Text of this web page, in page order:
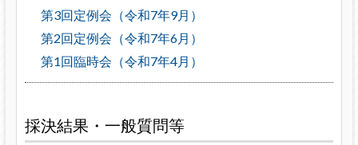
第3回定例会（令和7年9月）
第2回定例会（令和7年6月）
第1回臨時会（令和7年4月）
採決結果・一般質問等